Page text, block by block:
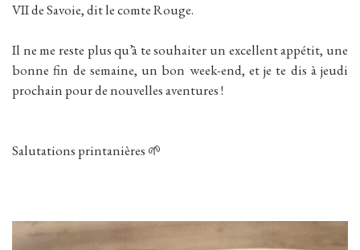
VII de Savoie, dit le comte Rouge.
Il ne me reste plus qu’à te souhaiter un excellent appétit, une
bonne fin de semaine, un bon week-end, et je te dis à jeudi
prochain pour de nouvelles aventures !
Salutations printanières 🌱